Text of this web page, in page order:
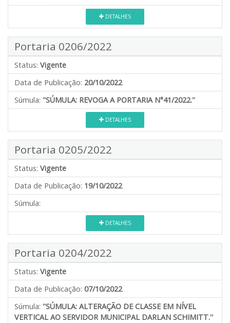
DETALHES
Portaria 0206/2022
Status: Vigente
Data de Publicação: 20/10/2022
Súmula: ''SÚMULA: REVOGA A PORTARIA N°41/2022.''
DETALHES
Portaria 0205/2022
Status: Vigente
Data de Publicação: 19/10/2022
Súmula:
DETALHES
Portaria 0204/2022
Status: Vigente
Data de Publicação: 07/10/2022
Súmula: ''SÚMULA: ALTERAÇÃO DE CLASSE EM NÍVEL
VERTICAL AO SERVIDOR MUNICIPAL DARLAN SCHIMITT.''